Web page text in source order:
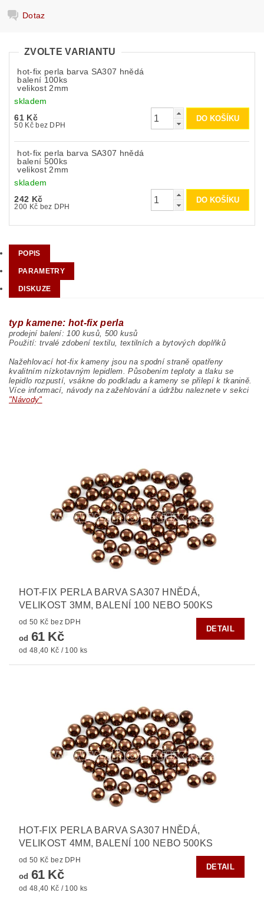
Dotaz
ZVOLTE VARIANTU
hot-fix perla barva SA307 hnědá
balení 100ks
velikost 2mm
skladem
61 Kč
50 Kč bez DPH
hot-fix perla barva SA307 hnědá
balení 500ks
velikost 2mm
skladem
242 Kč
200 Kč bez DPH
POPIS
PARAMETRY
DISKUZE
typ kamene: hot-fix perla
prodejní balení: 100 kusů, 500 kusů
Použití: trvalé zdobení textilu, textilních a bytových doplňků
Nažehlovací hot-fix kameny jsou na spodní straně opatřeny
kvalitním nízkotavným lepidlem. Působením teploty a tlaku se
lepidlo rozpustí, vsákne do podkladu a kameny se přilepí k tkanině.
Více informací, návody na zažehlování a údržbu naleznete v sekci
"Návody"
HOT-FIX PERLA BARVA SA307 HNĚDÁ,
VELIKOST 3MM, BALENÍ 100 NEBO 500KS
od 50 Kč bez DPH
od 61 Kč
od 48,40 Kč / 100 ks
DETAIL
HOT-FIX PERLA BARVA SA307 HNĚDÁ,
VELIKOST 4MM, BALENÍ 100 NEBO 500KS
od 50 Kč bez DPH
od 61 Kč
od 48,40 Kč / 100 ks
DETAIL